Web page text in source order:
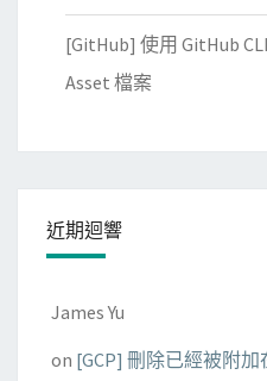
[GitHub] 使用 GitHub
Asset 檔案
近期迴響
James Yu
on [GCP] 刪除已經被附